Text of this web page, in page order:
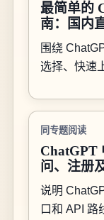
最简单的
南：国内
围绕
选择、快速
同专题阅读
ChatGPT
问、注册
说明
口和 API 路